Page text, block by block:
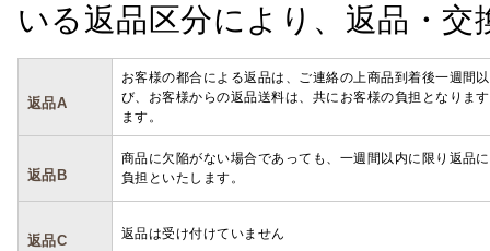
いる返品区分により、返品・
返品A
お客様の都合による返品は、ご連絡の上商品到着後一週間
び、お客様からの返品送料は、共にお客様の負担となりま
ます。
返品B
商品に欠陥がない場合であっても、一週間以内に限り返品
負担といたします。
返品C 返品は受け付けていません